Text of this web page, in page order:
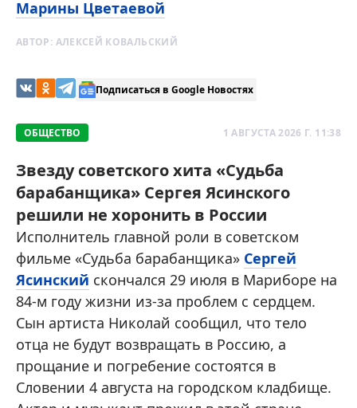
Марины Цветаевой
АВТОР: АЛЕКСЕЙ КОВАЛЬСКИЙ
Подписаться в Google Новостях
ОБЩЕСТВО 1 АВГУСТА 2026 Г. 11:38
Звезду советского хита «Судьба
барабанщика» Сергея Ясинского
решили не хоронить в России
Исполнитель главной роли в советском
фильме «Судьба барабанщика» Сергей
Ясинский скончался 29 июля в Мариборе на
84-м году жизни из-за проблем с сердцем.
Сын артиста Николай сообщил, что тело
отца не будут возвращать в Россию, а
прощание и погребение состоятся в
Словении 4 августа на городском кладбище.